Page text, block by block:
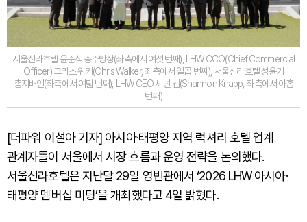
서울신라호텔 윤준식 총주방장(좌측에서 여섯 번째), LHW CCO(Chief Commercial
Officer) 크리스 워커(Chris Walker, 좌측에서 일곱 번째), 서울신라호텔 성윤기
총지배인(좌측에서 여덟 번째), LHW CEO 셰넌 냅(Shannon Knapp, 좌측에서 아홉
번째)
[더파워 이설아 기자] 아시아·태평양 지역 럭셔리 호텔 업계
관계자들이 서울에서 시장 흐름과 운영 전략을 논의했다.
서울신라호텔은 지난달 29일 영빈관에서 ‘2026 LHW 아시아·
태평양 멤버십 미팅’을 개최했다고 4일 밝혔다.